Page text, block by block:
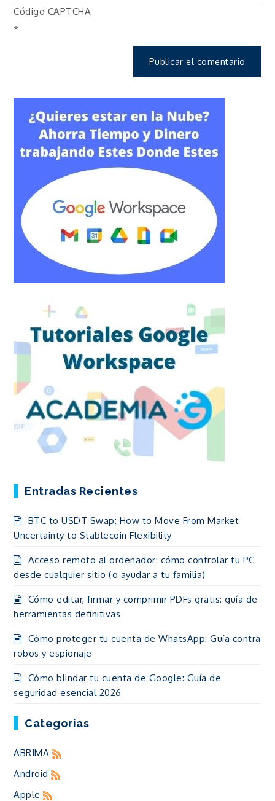
Código CAPTCHA
*
Entradas Recientes
BTC to USDT Swap: How to Move From Market
Uncertainty to Stablecoin Flexibility
Acceso remoto al ordenador: cómo controlar tu PC
desde cualquier sitio (o ayudar a tu familia)
Cómo editar, firmar y comprimir PDFs gratis: guía de
herramientas definitivas
Cómo proteger tu cuenta de WhatsApp: Guía contra
robos y espionaje
Cómo blindar tu cuenta de Google: Guía de
seguridad esencial 2026
Categorias
ABRIMA
Android
Apple